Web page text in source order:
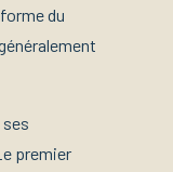
du
premier